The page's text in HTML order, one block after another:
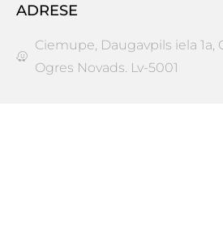
ADRESE
Ciemupe, Daugavpils iela 1a,
Ogres Novads. Lv-5001